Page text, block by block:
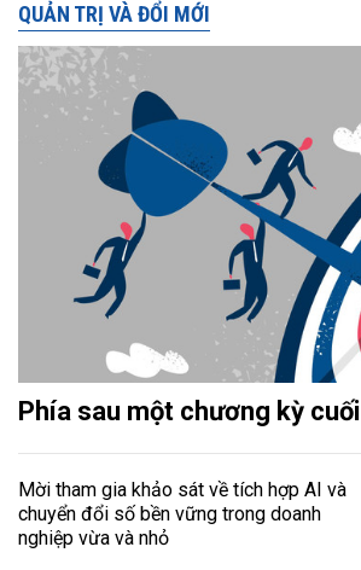
QUẢN TRỊ VÀ ĐỔI MỚI
Phía sau một chương kỳ cuối
Mời tham gia khảo sát về tích hợp AI và
chuyển đổi số bền vững trong doanh
nghiệp vừa và nhỏ